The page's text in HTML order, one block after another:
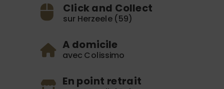
Click and Collect
sur Herzeele (59)
A domicile
avec Colissimo
En point retrait